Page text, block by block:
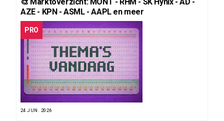
AZE - KPN - ASML - AAPL en meer
PRO
24 JUN. 2026